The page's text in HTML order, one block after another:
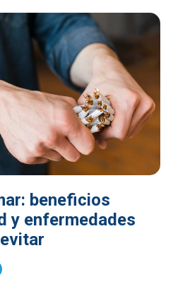
beneficios
y enfermedades